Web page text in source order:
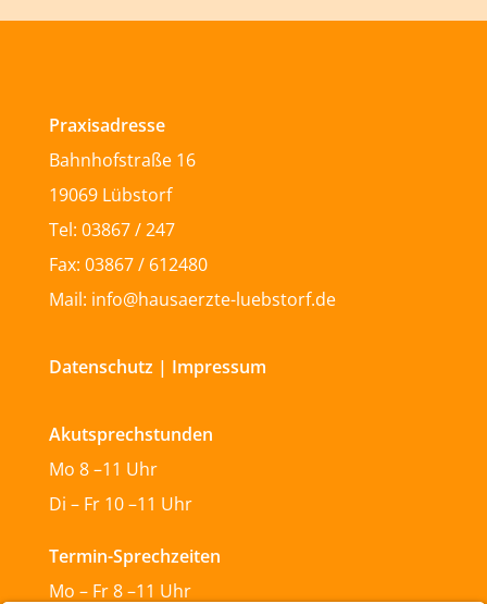
Praxisadresse
Bahnhofstraße 16
19069 Lübstorf
Tel: 03867 / 247
Fax: 03867 / 612480
Mail: info@hausaerzte-luebstorf.de
Datenschutz | Impressum
Akutsprechstunden
Mo 8 –11 Uhr
Di – Fr 10 –11 Uhr
Termin-Sprechzeiten
Mo – Fr 8 –11 Uhr